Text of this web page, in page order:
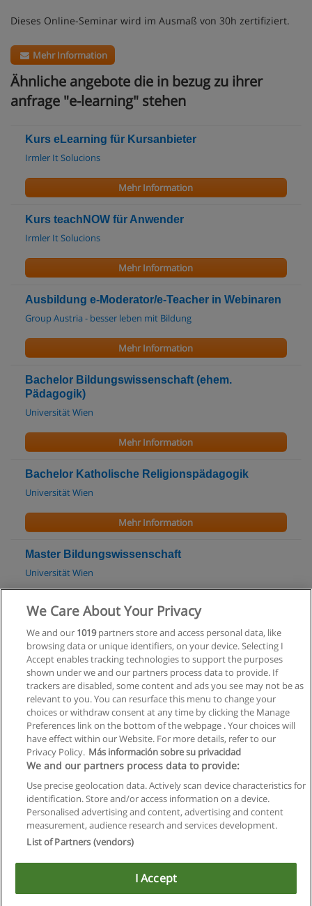
Dieses Online-Seminar wird im Ausmaß von 30h zertifiziert.
Mehr Information
Ähnliche angebote die in bezug zu ihrer
anfrage "e-learning" stehen
Kurs eLearning für Kursanbieter
Irmler It Solucions
Mehr Information
Kurs teachNOW für Anwender
Irmler It Solucions
Mehr Information
Ausbildung e-Moderator/e-Teacher in Webinaren
Group Austria - besser leben mit Bildung
Mehr Information
Bachelor Bildungswissenschaft (ehem.
Pädagogik)
Universität Wien
Mehr Information
Bachelor Katholische Religionspädagogik
Universität Wien
Mehr Information
Master Bildungswissenschaft
Universität Wien
Mehr Information
Master Wirtschaftspädagogik
Wirtschaftsuniversität Wien
Mehr Information
Allgemeinen geschäftsbedingungen
Datenschutzpolitik
In Verbindung setzen mit Educaedu
Copyright © Educaedu Business S.L. - CIF : B-95610580: -
We Care About Your Privacy
We and our 1019partners store and access personal data, like
browsing data or unique identifiers, on your device. Selecting I
Accept enables tracking technologies to support the purposes
shown under we and our partners process data to provide. If
trackers are disabled, some content and ads you see may not be as
relevant to you. You can resurface this menu to change your
choices or withdraw consent at any time by clicking the Manage
Preferences link on the bottom of the webpage . Your choices will
have effect within our Website. For more details, refer to our
Privacy Policy. Más información sobre su privacidad
We and our partners process data to provide:
Use precise geolocation data. Actively scan device characteristics for
identification. Store and/or access information on a device.
Personalised advertising and content, advertising and content
measurement, audience research and services development.
List of Partners (vendors)
I Accept